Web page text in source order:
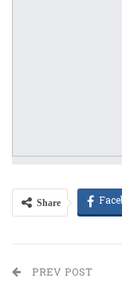
Share
PREV POST